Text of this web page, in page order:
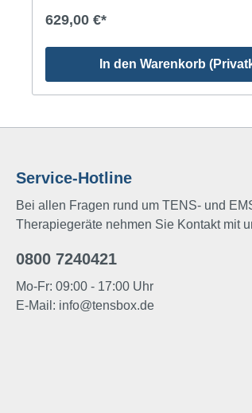
629,00 €*
In den Warenkorb
Service-Hotline
Bei allen Fragen rund um TENS- und
Therapiegeräte nehmen Sie Kontakt mit
0800 7240421
Mo-Fr: 09:00 - 17:00 Uhr
E-Mail: info@tensbox.de